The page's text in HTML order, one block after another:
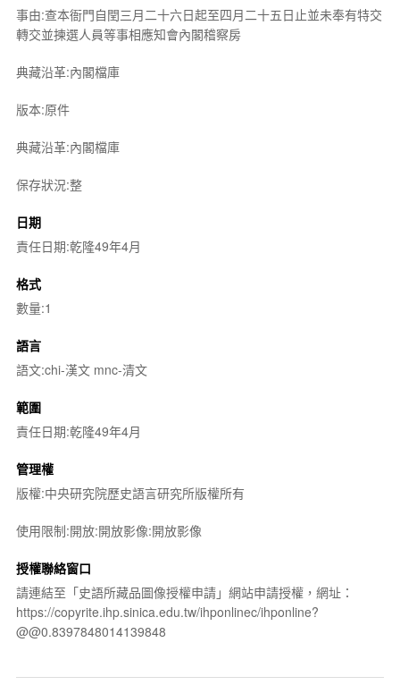
事由:查本衙門自閏三月二十六日起至四月二十五日止並未奉有特交
轉交並揀選人員等事相應知會內閣稽察房
典藏沿革:內閣檔庫
版本:原件
典藏沿革:內閣檔庫
保存狀況:整
日期
責任日期:乾隆49年4月
格式
數量:1
語言
語文:chi-漢文 mnc-清文
範圍
責任日期:乾隆49年4月
管理權
版權:中央研究院歷史語言研究所版權所有
使用限制:開放:開放影像:開放影像
授權聯絡窗口
請連結至「史語所藏品圖像授權申請」網站申請授權，網址：
https://copyrite.ihp.sinica.edu.tw/ihponlinec/ihponline?
@@0.8397848014139848